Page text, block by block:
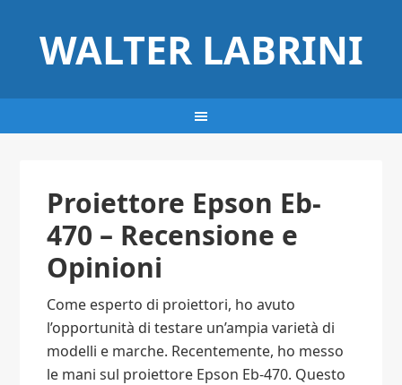
WALTER LABRINI
Proiettore Epson Eb-
470 – Recensione e
Opinioni
Come esperto di proiettori, ho avuto
l’opportunità di testare un’ampia varietà di
modelli e marche. Recentemente, ho messo
le mani sul proiettore Epson Eb-470. Questo